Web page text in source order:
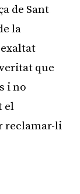
de Sant
la
que
i no
el
reclamar-li